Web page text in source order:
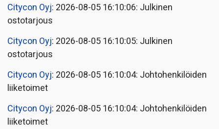
Citycon Oyj: 2026-08-05 16:10:06: Julkinen
ostotarjous
Citycon Oyj: 2026-08-05 16:10:05: Julkinen
ostotarjous
Citycon Oyj: 2026-08-05 16:10:04: Johtohenkilöiden
liiketoimet
Citycon Oyj: 2026-08-05 16:10:04: Johtohenkilöiden
liiketoimet